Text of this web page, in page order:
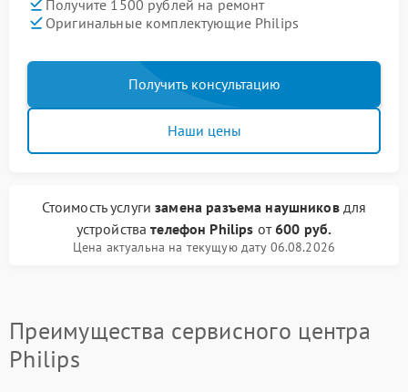
Получите 1500 рублей на ремонт
Оригинальные комплектующие Philips
Получить консультацию
Наши цены
Стоимость услугизамена разъема наушниковдля
устройствателефон Philips от600 руб.
Цена актуальна на текущую дату 06.08.2026
Преимущества сервисного центра
Philips